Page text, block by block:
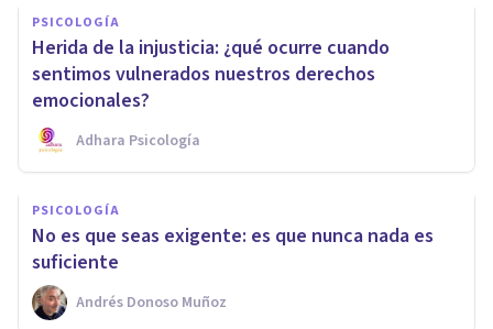
PSICOLOGÍA
Herida de la injusticia: ¿qué ocurre cuando
sentimos vulnerados nuestros derechos
emocionales?
Adhara Psicología
PSICOLOGÍA
No es que seas exigente: es que nunca nada es
suficiente
Andrés Donoso Muñoz